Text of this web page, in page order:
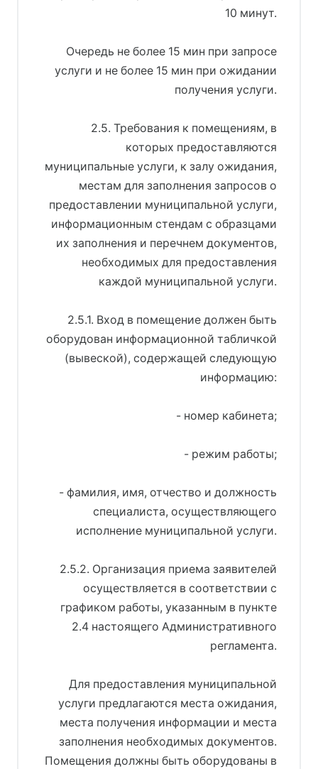
10 минут.
Очередь не более 15 мин при запросе
услуги и не более 15 мин при ожидании
получения услуги.
2.5. Требования к помещениям, в
которых предоставляются
муниципальные услуги, к залу ожидания,
местам для заполнения запросов о
предоставлении муниципальной услуги,
информационным стендам с образцами
их заполнения и перечнем документов,
необходимых для предоставления
каждой муниципальной услуги.
2.5.1. Вход в помещение должен быть
оборудован информационной табличкой
(вывеской), содержащей следующую
информацию:
- номер кабинета;
- режим работы;
- фамилия, имя, отчество и должность
специалиста, осуществляющего
исполнение муниципальной услуги.
2.5.2. Организация приема заявителей
осуществляется в соответствии с
графиком работы, указанным в пункте
2.4 настоящего Административного
регламента.
Для предоставления муниципальной
услуги предлагаются места ожидания,
места получения информации и места
заполнения необходимых документов.
Помещения должны быть оборудованы в